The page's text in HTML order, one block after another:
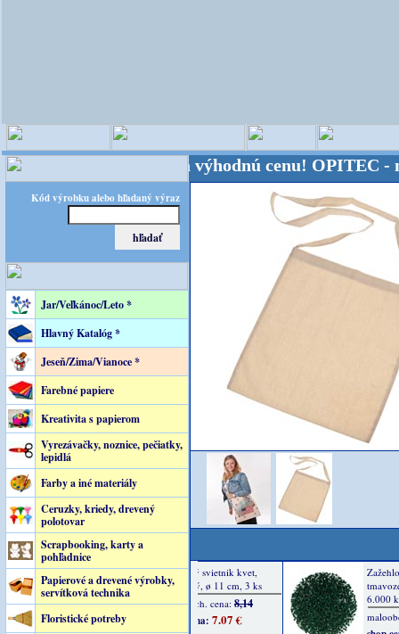
Kód výrobku alebo hľadaný výraz
Jar/Veľkánoc/Leto *
Hlavný Katalóg *
Jeseň/Zima/Vianoce *
Farebné papiere
Kreativita s papierom
Vyrezávačky, noznice, pečiatky,
lepidlá
Farby a iné materiály
Ceruzky, kriedy, drevený
polotovar
Scrapbooking, karty a
pohľadnice
Papierové a drevené výrobky,
servítková technika
Floristické potreby
- Kvalita za výhodnú cenu! OPITEC -